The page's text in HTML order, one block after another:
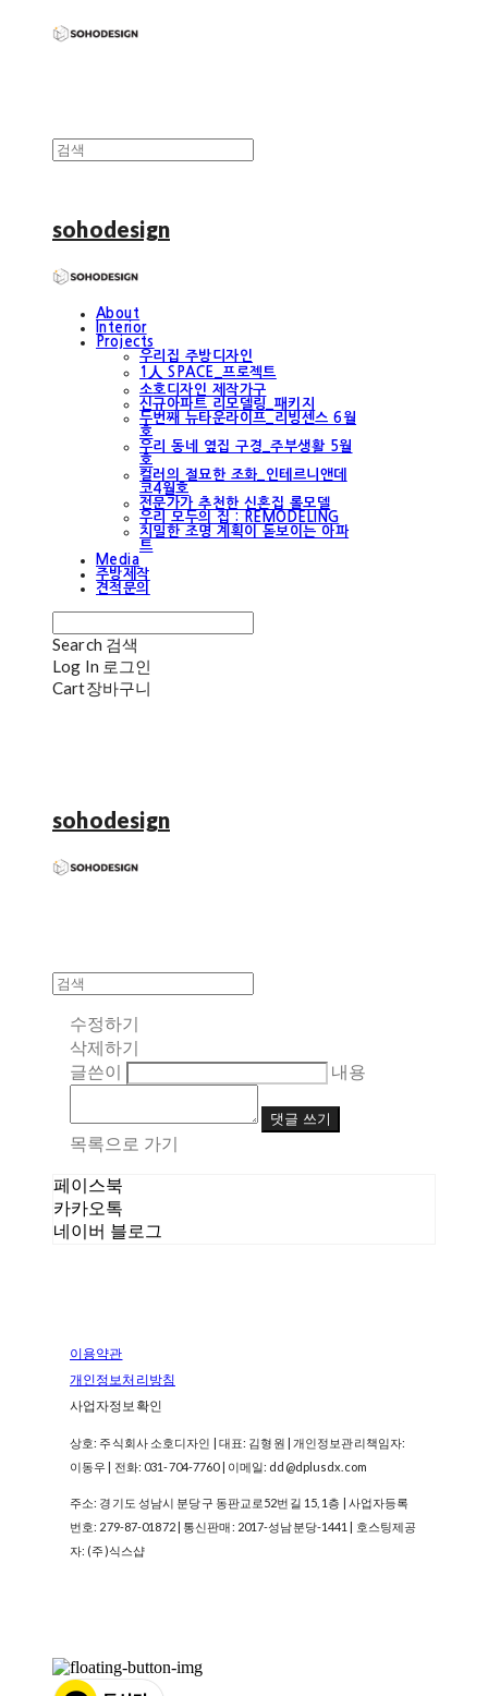
sohodesign
About
Interior
Projects
우리집 주방디자인
1人 SPACE_프로젝트
소호디자인 제작가구
신규아파트 리모델링_패키지
두번째 뉴타운라이프_리빙센스 6월
호
우리 동네 옆집 구경_주부생활 5월
호
컬러의 절묘한 조화_인테르니앤데
코4월호
전문가가 추천한 신혼집 롤모델
우리 모두의 집 : REMODELING
치밀한 조명 계획이 돋보이는 아파
트
Media
주방제작
견적문의
Search 검색
Log In 로그인
Cart장바구니
sohodesign
수정하기
삭제하기
글쓴이
내용
댓글 쓰기
목록으로 가기
페이스북
카카오톡
네이버 블로그
이용약관
개인정보처리방침
사업자정보확인
상호: 주식회사 소호디자인 | 대표: 김형원 | 개인정보관리책임자:
이동우 | 전화: 031-704-7760 | 이메일: dd@dplusdx.com
주소: 경기도 성남시 분당구 동판교로52번길 15, 1층 | 사업자등록
번호: 279-87-01872| 통신판매: 2017-성남분당-1441 | 호스팅제공
자: (주)식스샵